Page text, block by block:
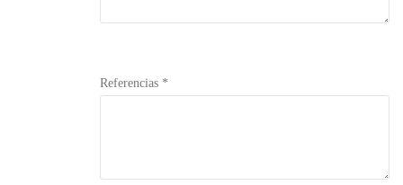
Referencias *